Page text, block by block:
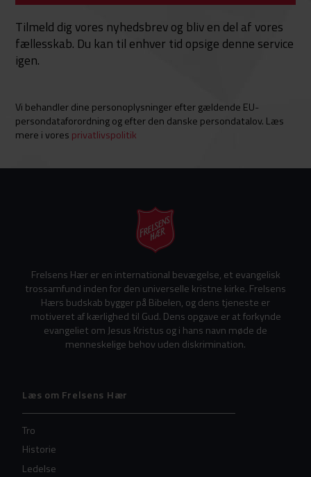
Tilmeld dig vores nyhedsbrev og bliv en del af vores
fællesskab. Du kan til enhver tid opsige denne service
igen.
Vi behandler dine personoplysninger efter gældende EU-
persondataforordning og efter den danske persondatalov. Læs
mere i vores privatlivspolitik
Frelsens Hær er en international bevægelse, et evangelisk
trossamfund inden for den universelle kristne kirke. Frelsens
Hærs budskab bygger på Bibelen, og dens tjeneste er
motiveret af kærlighed til Gud. Dens opgave er at forkynde
evangeliet om Jesus Kristus og i hans navn møde de
menneskelige behov uden diskrimination.
Læs om Frelsens Hær
Tro
Historie
Ledelse